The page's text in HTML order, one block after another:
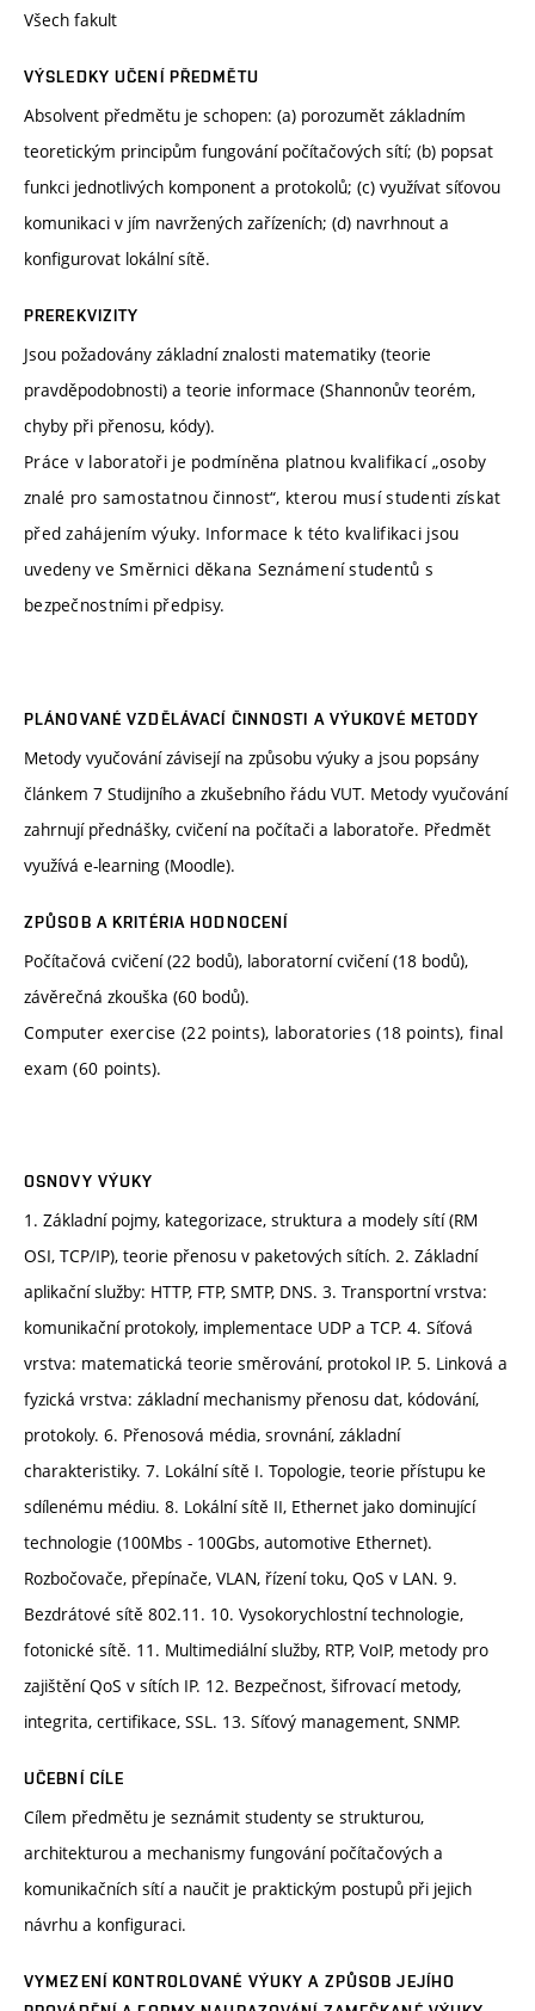
Všech fakult
VÝSLEDKY UČENÍ PŘEDMĚTU
Absolvent předmětu je schopen: (a) porozumět základním
teoretickým principům fungování počítačových sítí; (b) popsat
funkci jednotlivých komponent a protokolů; (c) využívat síťovou
komunikaci v jím navržených zařízeních; (d) navrhnout a
konfigurovat lokální sítě.
PREREKVIZITY
Jsou požadovány základní znalosti matematiky (teorie
pravděpodobnosti) a teorie informace (Shannonův teorém,
chyby při přenosu, kódy).
Práce v laboratoři je podmíněna platnou kvalifikací „osoby
znalé pro samostatnou činnost“, kterou musí studenti získat
před zahájením výuky. Informace k této kvalifikaci jsou
uvedeny ve Směrnici děkana Seznámení studentů s
bezpečnostními předpisy.
PLÁNOVANÉ VZDĚLÁVACÍ ČINNOSTI A VÝUKOVÉ METODY
Metody vyučování závisejí na způsobu výuky a jsou popsány
článkem 7 Studijního a zkušebního řádu VUT. Metody vyučování
zahrnují přednášky, cvičení na počítači a laboratoře. Předmět
využívá e-learning (Moodle).
ZPŮSOB A KRITÉRIA HODNOCENÍ
Počítačová cvičení (22 bodů), laboratorní cvičení (18 bodů),
závěrečná zkouška (60 bodů).
Computer exercise (22 points), laboratories (18 points), final
exam (60 points).
OSNOVY VÝUKY
1. Základní pojmy, kategorizace, struktura a modely sítí (RM
OSI, TCP/IP), teorie přenosu v paketových sítích. 2. Základní
aplikační služby: HTTP, FTP, SMTP, DNS. 3. Transportní vrstva:
komunikační protokoly, implementace UDP a TCP. 4. Síťová
vrstva: matematická teorie směrování, protokol IP. 5. Linková a
fyzická vrstva: základní mechanismy přenosu dat, kódování,
protokoly. 6. Přenosová média, srovnání, základní
charakteristiky. 7. Lokální sítě I. Topologie, teorie přístupu ke
sdílenému médiu. 8. Lokální sítě II, Ethernet jako dominující
technologie (100Mbs - 100Gbs, automotive Ethernet).
Rozbočovače, přepínače, VLAN, řízení toku, QoS v LAN. 9.
Bezdrátové sítě 802.11. 10. Vysokorychlostní technologie,
fotonické sítě. 11. Multimediální služby, RTP, VoIP, metody pro
zajištění QoS v sítích IP. 12. Bezpečnost, šifrovací metody,
integrita, certifikace, SSL. 13. Síťový management, SNMP.
UČEBNÍ CÍLE
Cílem předmětu je seznámit studenty se strukturou,
architekturou a mechanismy fungování počítačových a
komunikačních sítí a naučit je praktickým postupů při jejich
návrhu a konfiguraci.
VYMEZENÍ KONTROLOVANÉ VÝUKY A ZPŮSOB JEJÍHO